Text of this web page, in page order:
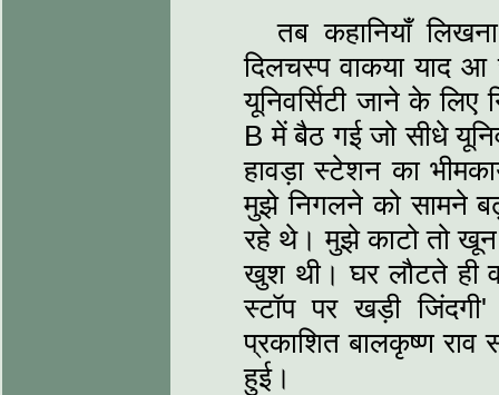
तब कहानियाँ
दिलचस्प वाकया याद
यूनिवर्सिटी जाने के
B में बैठ गई जो सीधे
हावड़ा स्टेशन का
मुझे निगलने को सामने
रहे थे। मुझे काटो तो
खुश थी। घर लौटते ही
स्टॉप पर खड़ी
प्रकाशित बालकृष्‍ण राव
हुई।